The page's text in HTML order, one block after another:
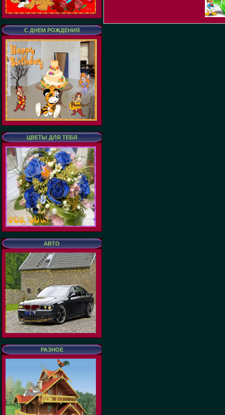
С ДНЕМ РОЖДЕНИЯ
ЦВЕТЫ ДЛЯ ТЕБЯ
АВТО
РАЗНОЕ